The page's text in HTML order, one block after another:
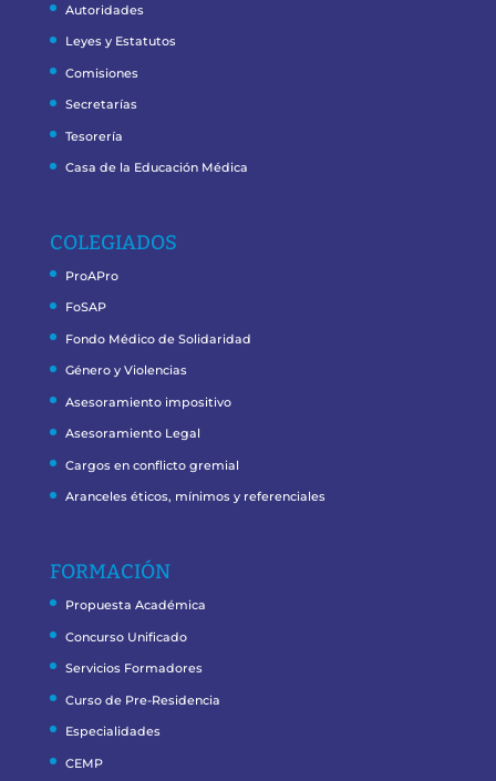
Autoridades
Leyes y Estatutos
Comisiones
Secretarías
Tesorería
Casa de la Educación Médica
COLEGIADOS
ProAPro
FoSAP
Fondo Médico de Solidaridad
Género y Violencias
Asesoramiento impositivo
Asesoramiento Legal
Cargos en conflicto gremial
Aranceles éticos, mínimos y referenciales
FORMACIÓN
Propuesta Académica
Concurso Unificado
Servicios Formadores
Curso de Pre-Residencia
Especialidades
CEMP